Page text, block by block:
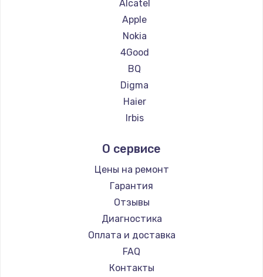
Ремонт планшетов Navitel
Ремонт планшетов Teclast
Ремонт планшетов CHUWI
Alcatel
Apple
Nokia
4Good
BQ
Digma
Haier
Irbis
Microsoft
BlackView
Amazon
Aquarius
Philips
Dell
HP
Getac
О сервисе
Цены на ремонт
Гарантия
Отзывы
Диагностика
Оплата и доставка
FAQ
Контакты